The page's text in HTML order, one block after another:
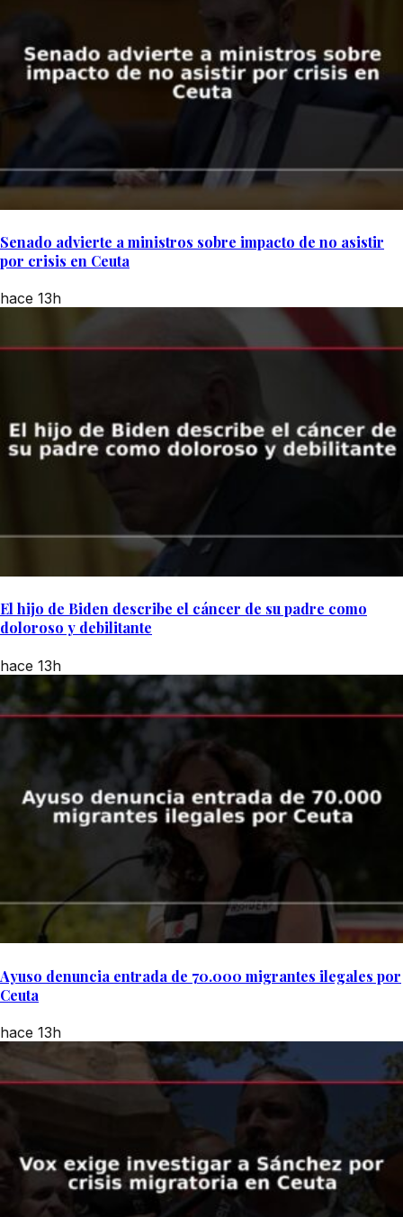
Senado advierte a ministros sobre impacto de no asistir
por crisis en Ceuta
hace 13h
El hijo de Biden describe el cáncer de su padre como
doloroso y debilitante
hace 13h
Ayuso denuncia entrada de 70.000 migrantes ilegales por
Ceuta
hace 13h